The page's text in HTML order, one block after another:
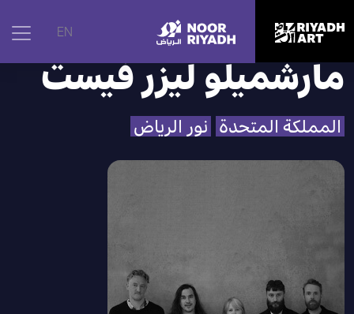
EN الرئيسية | الفنانون مارشميلو ليزر فيست
مارشميلو ليزر فيست
المملكة المتحدة نور الرياض